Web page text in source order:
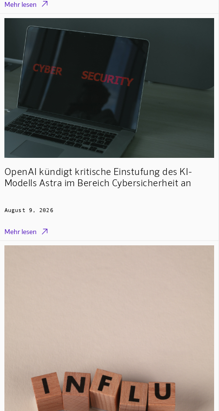
Mehr lesen 
OpenAI kündigt kritische Einstufung des KI-
Modells Astra im Bereich Cybersicherheit an
August 9, 2026
Mehr lesen 